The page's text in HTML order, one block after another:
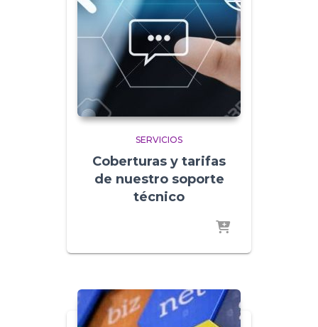
SERVICIOS
Coberturas y tarifas
de nuestro soporte
técnico